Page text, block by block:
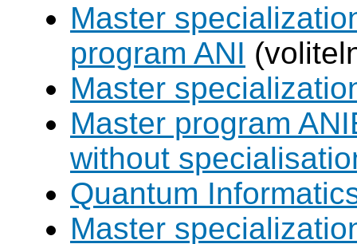
Master
program ANI
Master
Master program
without
Quantum
Master